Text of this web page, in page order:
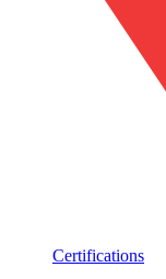
Certifications